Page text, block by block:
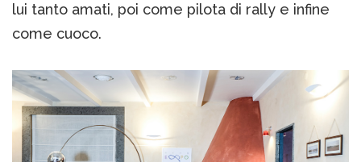
lui tanto amati, poi come pilota di rally e infine
come cuoco.